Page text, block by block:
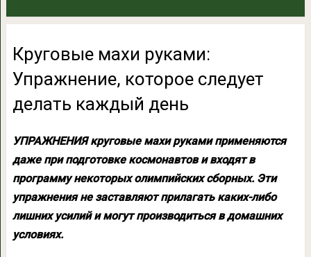
Круговые махи руками:
Упражнение, которое следует
делать каждый день
УПРАЖНЕНИЯ круговые махи руками применяются
даже при подготовке космонавтов и входят в
программу некоторых олимпийских сборных. Эти
упражнения не заставляют прилагать каких-либо
лишних усилий и могут производиться в домашних
условиях.